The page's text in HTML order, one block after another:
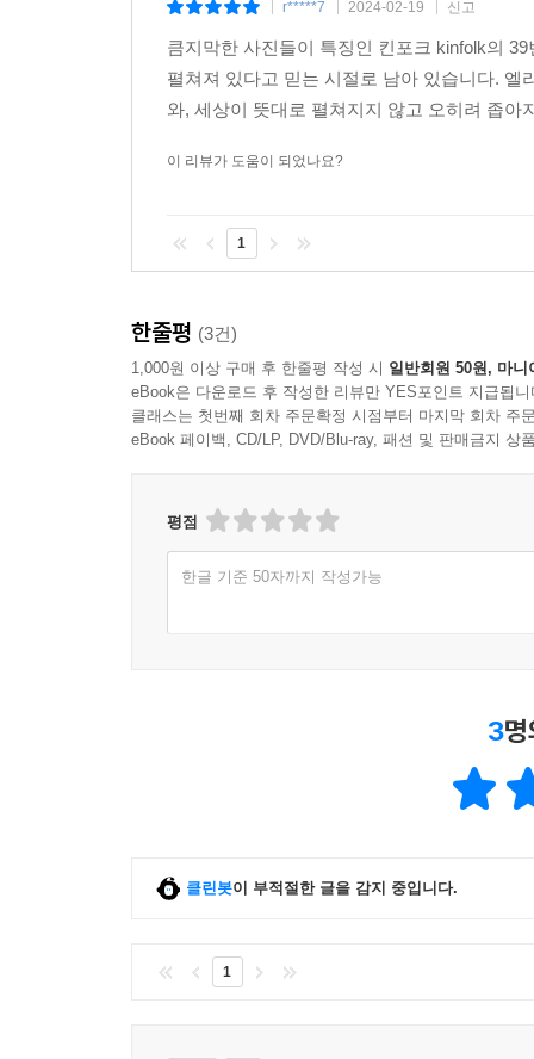
r*****7 2024-02-19 신고
큼지막한 사진들이 특징인 킨포크 kinfolk의
펼쳐져 있다고 믿는 시절로 남아 있습니다.
와, 세상이 뜻대로 펼쳐지지 않고 오히려 좁
이 리뷰가 도움이 되었나요?
1
한줄평 (3건)
1,000원 이상 구매 후 한줄평 작성 시 일반회원 50원, 마니
eBook은 다운로드 후 작성한 리뷰만 YES포인트 지급됩니
클래스는 첫번째 회차 주문확정 시점부터 마지막 회차 주
eBook 페이백, CD/LP, DVD/Blu-ray, 패션 및 판매금지 상
평점
한글 기준 50자까지 작성가능
3
클린봇이 부적절한 글을 감지 중입니다.
1